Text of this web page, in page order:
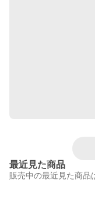
最近見た商品
販売中の最近見た商品